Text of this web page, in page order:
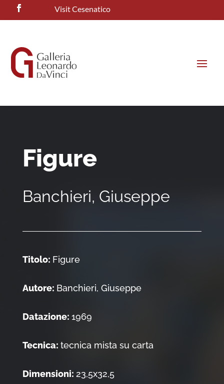
Visit Cesenatico
Figure
Banchieri, Giuseppe
Titolo: Figure
Autore: Banchieri, Giuseppe
Datazione: 1969
Tecnica: tecnica mista su carta
Dimensioni: 23,5x32,5